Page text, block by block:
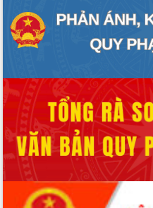
công tác cải cách thủ tục hành chính
tại Trung tâm Phục vụ hành chính
công tỉnh
Đắk Lắk: Tôn vinh 46 giải pháp tại Hội
Đắk Lắk rà soát, điều chỉnh Đề án 190
về phát triển nuôi trồng thủy sản
Phó Chủ tịch UBND tỉnh Đắk Lắk
Trương Công Thái kiểm tra thực địa
Dự án cao tốc Khánh Hòa - Buôn Ma
Thuột
Định vị cà phê Việt Nam như một “di
sản sống” trong dòng chảy toàn cầu